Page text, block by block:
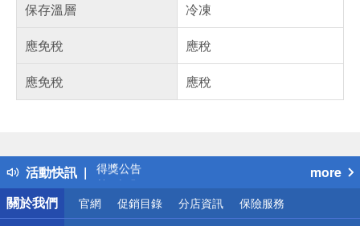
保存溫層
冷凍
應免稅
應稅
應免稅
應稅
活動快訊
得獎公告
熱門話題
銀行優惠
偏遠地區配送
詐騙網頁！請小心！
more
關於我們
官網 促銷目錄 分店資訊 保險服務